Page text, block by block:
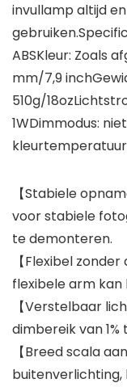
invullamp altijd
ABSKleur: Zoals
mm/7,9
510g/
1WDimmodus:
【Stabiele
voor stabiele
te demonteren.
【Flexibel
flexibele arm kan
【Verstelbaar
dimbereik van 1%
【Breed scala